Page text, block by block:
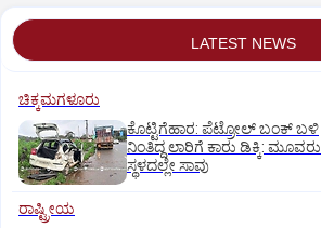
LATEST NEWS
ಚಿಕ್ಕಮಗಳೂರು
ಕೊಟ್ಟಿಗೆಹಾರ: ಪೆಟ್ರೋಲ್ ಬಂಕ್ ಬಳಿ
ನಿಂತಿದ್ದ ಲಾರಿಗೆ ಕಾರು ಡಿಕ್ಕಿ: ಮೂವರು
ಸ್ಥಳದಲ್ಲೇ ಸಾವು
ರಾಷ್ಟ್ರೀಯ